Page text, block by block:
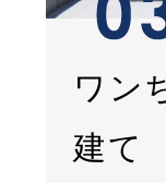
ワン
建て